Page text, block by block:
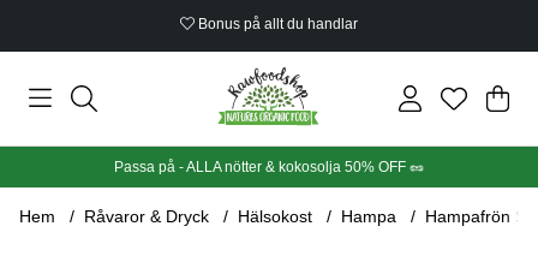
Ekologiskt certifierat
Din
.
Passa på - ALLA nötter & kokosolja 50% OFF 🥜
Hem Råvaror & Dryck Hälsokost Hampa Hampafrön